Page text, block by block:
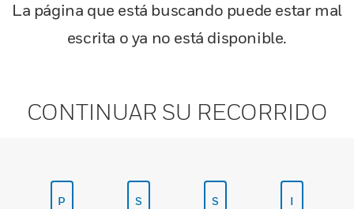
La página que está buscando puede estar mal
escrita o ya no está disponible.
CONTINUAR SU RECORRIDO
P
S
S
I